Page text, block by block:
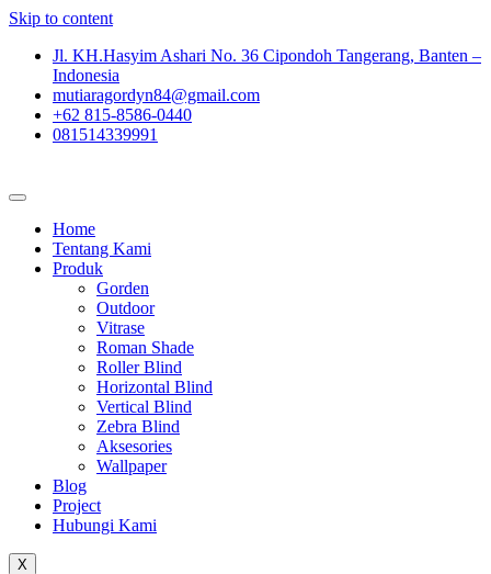
Skip to content
Jl. KH.Hasyim Ashari No. 36 Cipondoh Tangerang, Banten –
Indonesia
mutiaragordyn84@gmail.com
+62 815-8586-0440
081514339991
Home
Tentang Kami
Produk
Gorden
Outdoor
Vitrase
Roman Shade
Roller Blind
Horizontal Blind
Vertical Blind
Zebra Blind
Aksesories
Wallpaper
Blog
Project
Hubungi Kami
X